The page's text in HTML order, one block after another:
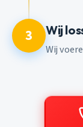
3 Wij
Wij